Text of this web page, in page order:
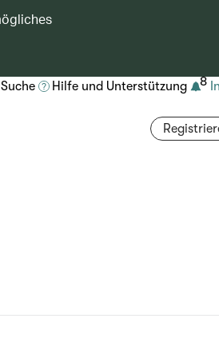
Suche Hilfe und Unterstützung 8